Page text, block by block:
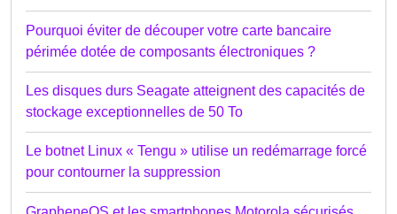
Pourquoi éviter de découper votre carte bancaire
périmée dotée de composants électroniques ?
Les disques durs Seagate atteignent des capacités de
stockage exceptionnelles de 50 To
Le botnet Linux « Tengu » utilise un redémarrage forcé
pour contourner la suppression